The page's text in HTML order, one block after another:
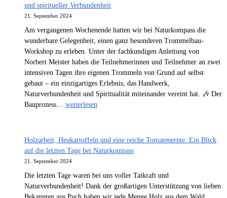
und spiritueller Verbundenheit
21. September 2024
Am vergangenen Wochenende hatten wir bei Naturkompass die
wunderbare Gelegenheit, einen ganz besonderen Trommelbau-
Workshop zu erleben. Unter der fachkundigen Anleitung von
Norbert Meister haben die Teilnehmerinnen und Teilnehmer an zwei
intensiven Tagen ihre eigenen Trommeln von Grund auf selbst
gebaut – ein einzigartiges Erlebnis, das Handwerk,
Naturverbundenheit und Spiritualität miteinander vereint hat. 🎶 Der
Bauprozess… Trommelbau
Tage
voller
Kreativität,
und
spiritueller
weiterlesen
Holzarbeit, Heukartoffeln und eine reiche Tomatenernte: Ein Blick
auf die letzten Tage bei Naturkompass
21. September 2024
Die letzten Tage waren bei uns voller Tatkraft und
Naturverbundenheit! Dank der großartigen Unterstützung von lieben